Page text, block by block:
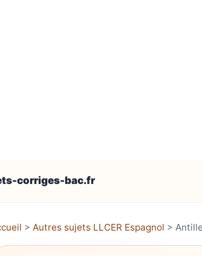
corriges-bac.fr
> Autres sujets LLCER Espagnol >